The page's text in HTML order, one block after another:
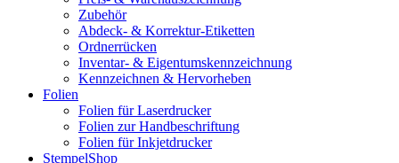
Zubehör
Abdeck- & Korrektur-Etiketten
Ordnerrücken
Inventar- & Eigentumskennzeichnung
Kennzeichnen & Hervorheben
Folien
Folien für Laserdrucker
Folien zur Handbeschriftung
Folien für Inkjetdrucker
StempelShop